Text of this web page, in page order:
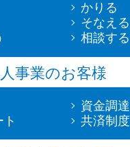
かりる
そなえる
相談する
事業のお客様
資金調達
共済制度